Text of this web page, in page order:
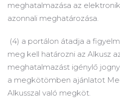
meghatalmazása az
azonnali meghatározása.
(4) a portálon átadja a
meg kell határozni az Alkusz
meghatalmazást igénylő
a megkötömben ajánlatot
Alkusszal való megköt.